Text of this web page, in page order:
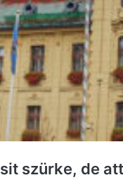
szürke, de